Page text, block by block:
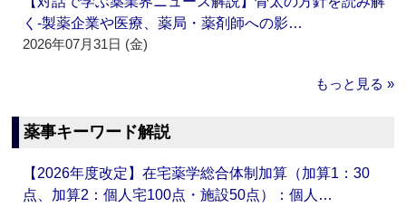
く‐製薬企業や医療、薬局・薬剤師への影…
2026年07月31日 (金)
もっと見る »
薬事キーワード解説
【2026年度改定】在宅薬学総合体制加算（加算1：30
点、加算2：個人宅100点・施設50点）：個人…